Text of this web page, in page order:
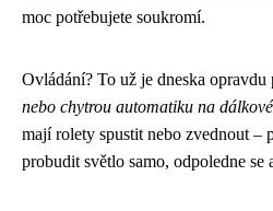
moc potřebujete soukromí.
Ovládání? To už je dneska
nebo chytrou automatiku na
mají rolety spustit nebo zvednout –
probudit světlo samo, odpoledne se